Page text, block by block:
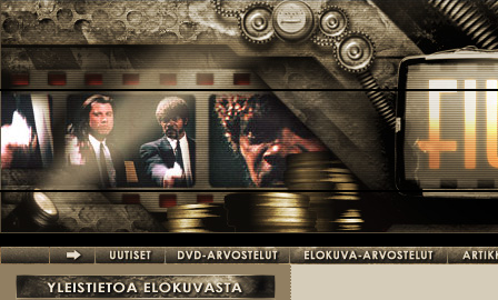
Hyppää pääsisältöön